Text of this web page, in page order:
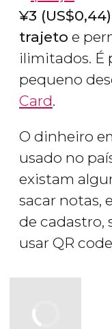
¥3 (US$
trajeto e
ilimitados. É
pequeno
Card.
O dinheiro
usado no
existam
sacar notas,
de cadastro,
usar QR